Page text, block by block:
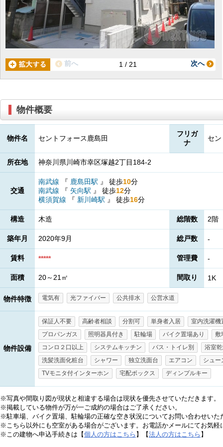
1 / 21
前へ 次へ
物件概要
物件名 セントフォース鹿島田
フリガ
ナ
セ
所在地 神奈川県川崎市幸区塚越2丁目184-2
交通
南武線 『 鹿島田駅 』 徒歩10分
南武線
『 矢向駅 』 徒歩12分
横須賀線
『 新川崎駅 』 徒歩16分
構造 木造 総階数 2
築年月 2020年9月 総戸数 -
賃料 ***** 管理費 -
面積 20～21㎡ 間取り 1K
物件特徴 電気有 光ファイバー 公共排水 公営水道
物件設備
保証人不要 高齢者相談 分割可 単身者入居
室内洗濯機
プロパンガス
照明器具付き 駐輪場 バイク置場あり
敷
コンロ２口以上
システムキッチン バス・トイレ別
浴室
洗髪洗面化粧台
シャワー 独立洗面台 エアコン
シュー
TVモニタ付インターホン
宅配ボックス ディンプルキー
※写真や間取り図が現状と相違する場合は現状を優先させていただきます。
※掲載している物件が万が一ご成約の場合はご了承ください。
※駐車場、バイク置場、駐輪場の正確な空き状況についてお問い合わせいた
※こちら以外にも空室がある場合がございます。お電話かメールにてお気軽
※この建物へ申込手続きは【個人の方はこちら 】【法人の方はこちら 】